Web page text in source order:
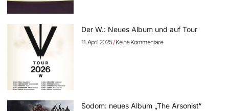
Der W.: Neues Album und auf Tour
11. April 2025 Keine Kommentare
Sodom: neues Album „The Arsonist“